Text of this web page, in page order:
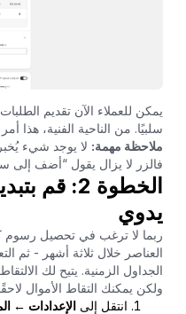
سلبيًا. من الناحية الفنية، هذا
ملاحظة مهمة: لا يوجد شيء
فالزر لا يزال يقول “أضف إلى
الخطوة 2:
يدوي
ربما لا ترغب في تحصيل رسوم
العناصر خلال ثلاثة أشهر - ثم
الجداول الزمنية. يتيح لك
ولكن يمكنك التقاط الأموال
انتقل إلى الإعدادات ←